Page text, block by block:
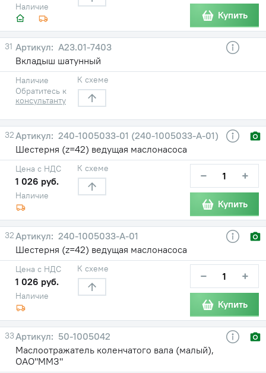
Наличие
Купить
31
А23.01-7403
Вкладыш шатунный
Наличие
Обратитесь к
консультанту
К схеме
32
240-1005033-01 (240-1005033-А-01)
Шестерня (z=42) ведущая маслонасоса
Наличие
Цена с НДС
1 026 руб.
К схеме − +
Купить
32
240-1005033-А-01
Шестерня (z=42) ведущая маслонасоса
Наличие
Цена с НДС
1 026 руб.
К схеме − +
Купить
33
50-1005042
Маслоотражатель коленчатого вала (малый),
ОАО"ММЗ"